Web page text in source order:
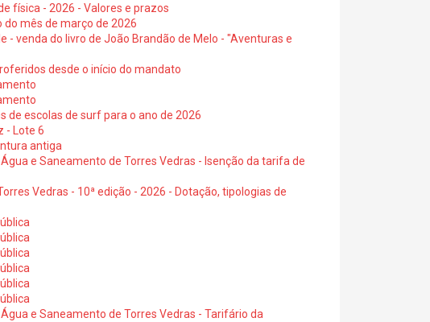
física - 2026 - Valores e prazos
do mês de março de 2026
- venda do livro de João Brandão de Melo - "Aventuras e
desde o início do mandato
de escolas de surf para o ano de 2026
- Lote 6
antiga
e Saneamento de Torres Vedras - Isenção da tarifa de
Vedras - 10ª edição - 2026 - Dotação, tipologias de
e Saneamento de Torres Vedras - Tarifário da